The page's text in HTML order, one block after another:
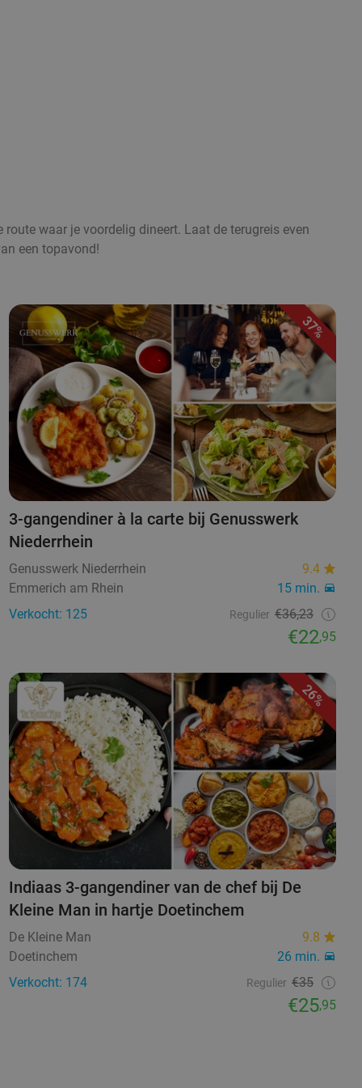
waar je voordelig dineert. Laat de terugreis even
een topavond!
37%
3-gangendiner à la carte bij Genusswerk
Niederrhein
Genusswerk Niederrhein
9.4
Emmerich am Rhein
15 min.
Verkocht: 125
Regulier €36,23
€22,95
26%
Indiaas 3-gangendiner van de chef bij De
Kleine Man in hartje Doetinchem
De Kleine Man
9.8
Doetinchem
26 min.
Verkocht: 174
Regulier €35
€25,95